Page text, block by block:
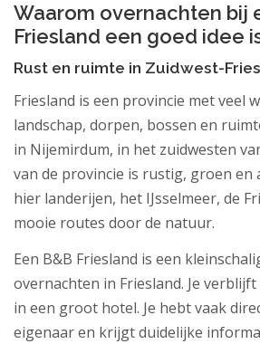
Waarom overnachten bij
Friesland een goed idee
Rust en ruimte in Zuidwest-
Friesland is een provincie met veel
landschap, dorpen, bossen en
in Nijemirdum, in het zuidwesten
van de provincie is rustig, groen en
hier landerijen, het IJsselmeer, de
mooie routes door de natuur.
Een B&B Friesland is een
overnachten in Friesland. Je
in een groot hotel. Je hebt vaak
eigenaar en krijgt duidelijke